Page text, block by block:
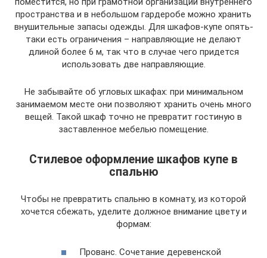
пространства и в небольшом гардеробе можно хранить
внушительные запасы одежды. Для шкафов-купе опять-
таки есть ограничения – направляющие не делают
длиной более 6 м, так что в случае чего придется
использовать две направляющие.
Не забывайте об угловых шкафах: при минимальном
занимаемом месте они позволяют хранить очень много
вещей. Такой шкаф точно не превратит гостиную в
заставленное мебелью помещение.
Стилевое оформление шкафов купе в
спальню
Чтобы не превратить спальню в комнату, из которой
хочется сбежать, уделите должное внимание цвету и
формам:
Прованс. Сочетание деревенской